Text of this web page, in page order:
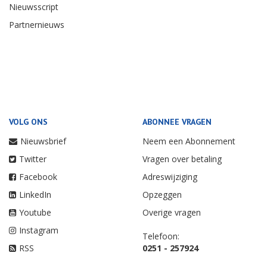
Nieuwsscript
Partnernieuws
VOLG ONS
Nieuwsbrief
Twitter
Facebook
LinkedIn
Youtube
Instagram
RSS
ABONNEE VRAGEN
Neem een Abonnement
Vragen over betaling
Adreswijziging
Opzeggen
Overige vragen
Telefoon:
0251 - 257924